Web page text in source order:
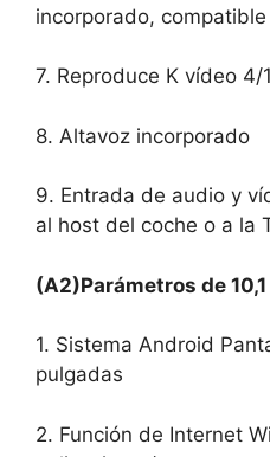
incorporado,
7. Reproduce K vídeo
8. Altavoz incorporado
9. Entrada de audio y
al host del coche o a la
(A2)Parámetros de
1. Sistema Android
pulgadas
2. Función de Internet